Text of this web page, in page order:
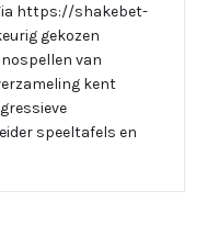
https://shakebet-
gekozen
van
kent
speeltafels en